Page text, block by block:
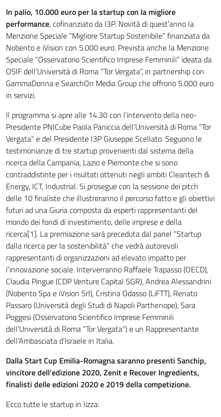
In palio, 10.000 euro per la startup con la migliore
performance, cofinanziato da I3P. Novità di quest’anno la
Menzione Speciale “Migliore Startup Sostenibile” finanziata da
Nobento e iVision con 5.000 euro. Prevista anche la Menzione
Speciale “Osservatorio Scientifico Imprese Femminili” ideata da
OSIF dell’Università di Roma “Tor Vergata”, in partnership con
GammaDonna e SearchOn Media Group che offrono 5.000 euro
in servizi.
Il programma si apre alle 14.30 con l’intervento della neo-
Presidente PNICube Paola Paniccia dell’Università di Roma “Tor
Vergata” e del Presidente I3P Giuseppe Scellato. Seguono le
testimonianze di tre startup provenienti dal sistema della
ricerca della Campania, Lazio e Piemonte che si sono
contraddistinte per i risultati ottenuti negli ambiti Cleantech &
Energy, ICT, Industrial. Si prosegue con la sessione dei pitch
delle 10 finaliste che illustreranno il percorso fatto e gli obiettivi
futuri ad una Giuria composta da esperti rappresentanti del
mondo dei fondi di investimento, delle imprese e della
ricerca[1]. La premiazione sarà preceduta dal panel “Startup
dalla ricerca per la sostenibilità” che vedrà autorevoli
rappresentanti di organizzazioni ad elevato impatto per
l’innovazione sociale. Interverranno Raffaele Trapasso (OECD),
Claudia Pingue (CDP Venture Capital SGR), Andrea Alessandrini
(Nobento Spa e iVision Srl), Cristina Odasso (LiFTT), Renato
Passaro (Università degli Studi di Napoli Parthenope), Sara
Poggesi (Osservatorio Scientifico Imprese Femminili
dell’Università di Roma “Tor Vergata”) e un Rappresentante
dell’Ambasciata d’Israele in Italia.
Dalla Start Cup Emilia-Romagna saranno presenti Sanchip,
vincitore dell’edizione 2020, Zenit e Recover Ingredients,
finalisti delle edizioni 2020 e 2019 della competizione.
Ecco tutte le startup in lizza: